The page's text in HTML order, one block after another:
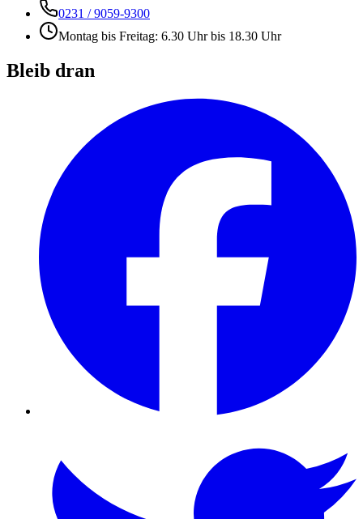
0231 / 9059-9300
Montag bis Freitag: 6.30 Uhr bis 18.30 Uhr
Bleib dran